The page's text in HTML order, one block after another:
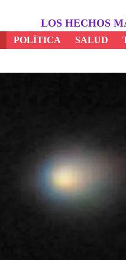
LOS HECHOS
POLÍTICA SALUD